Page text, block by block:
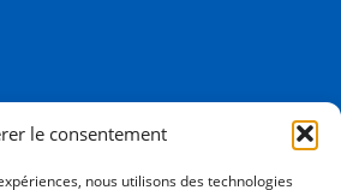
le consentement
nous utilisons des technologies